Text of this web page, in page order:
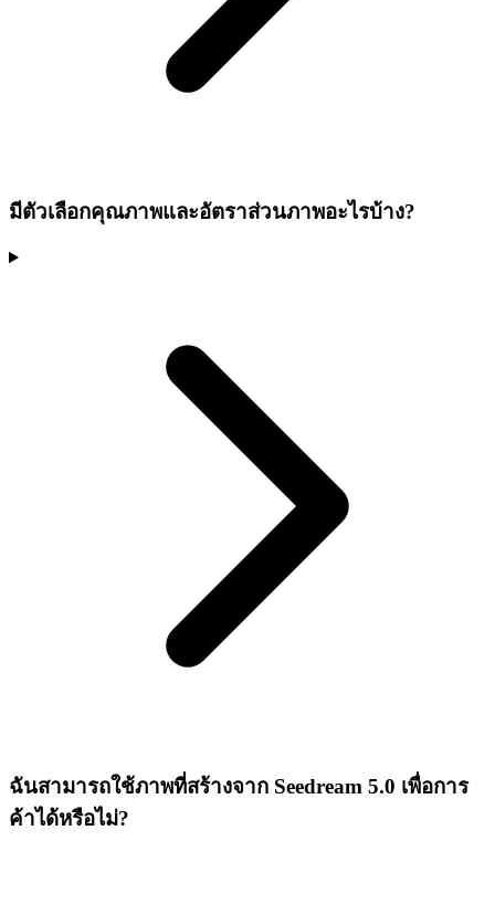
มีตัวเลือกคุณภาพและอัตราส่วนภาพอะไรบ้าง?
ฉันสามารถใช้ภาพที่สร้างจาก Seedream 5.0 เพื่อการ
ค้าได้หรือไม่?